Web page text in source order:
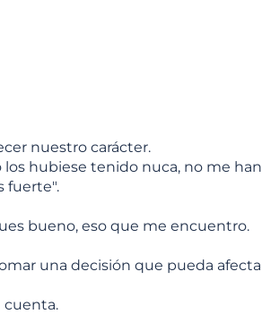
nuestro carácter.
hubiese tenido nuca, no me
fuerte".
bueno, eso que me encuentro.
una decisión que pueda
cuenta.